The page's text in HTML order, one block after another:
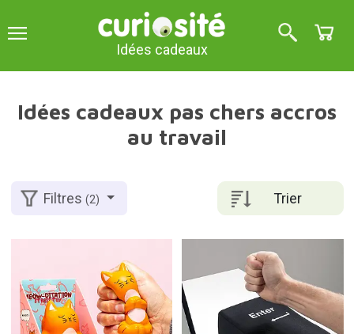
Idées cadeaux
Idées cadeaux pas chers accros
au travail
Trier
Filtres(2)